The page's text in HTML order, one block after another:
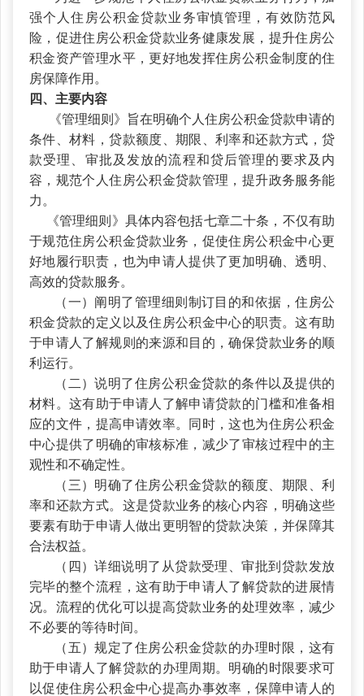
强个人住房公积金贷款业务审慎管理，有效防范风
险，促进住房公积金贷款业务健康发展，提升住房公
积金资产管理水平，更好地发挥住房公积金制度的住
房保障作用。
四、主要内容
《管理细则》旨在明确个人住房公积金贷款申请的
条件、材料，贷款额度、期限、利率和还款方式，贷
款受理、审批及发放的流程和贷后管理的要求及内
容，规范个人住房公积金贷款管理，提升政务服务能
力。
《管理细则》具体内容包括七章二十条，不仅有助
于规范住房公积金贷款业务，促使住房公积金中心更
好地履行职责，也为申请人提供了更加明确、透明、
高效的贷款服务。
（一）阐明了管理细则制订目的和依据，住房公
积金贷款的定义以及住房公积金中心的职责。这有助
于申请人了解规则的来源和目的，确保贷款业务的顺
利运行。
（二）说明了住房公积金贷款的条件以及提供的
材料。这有助于申请人了解申请贷款的门槛和准备相
应的文件，提高申请效率。同时，这也为住房公积金
中心提供了明确的审核标准，减少了审核过程中的主
观性和不确定性。
（三）明确了住房公积金贷款的额度、期限、利
率和还款方式。这是贷款业务的核心内容，明确这些
要素有助于申请人做出更明智的贷款决策，并保障其
合法权益。
（四）详细说明了从贷款受理、审批到贷款发放
完毕的整个流程，这有助于申请人了解贷款的进展情
况。流程的优化可以提高贷款业务的处理效率，减少
不必要的等待时间。
（五）规定了住房公积金贷款的办理时限，这有
助于申请人了解贷款的办理周期。明确的时限要求可
以促使住房公积金中心提高办事效率，保障申请人的